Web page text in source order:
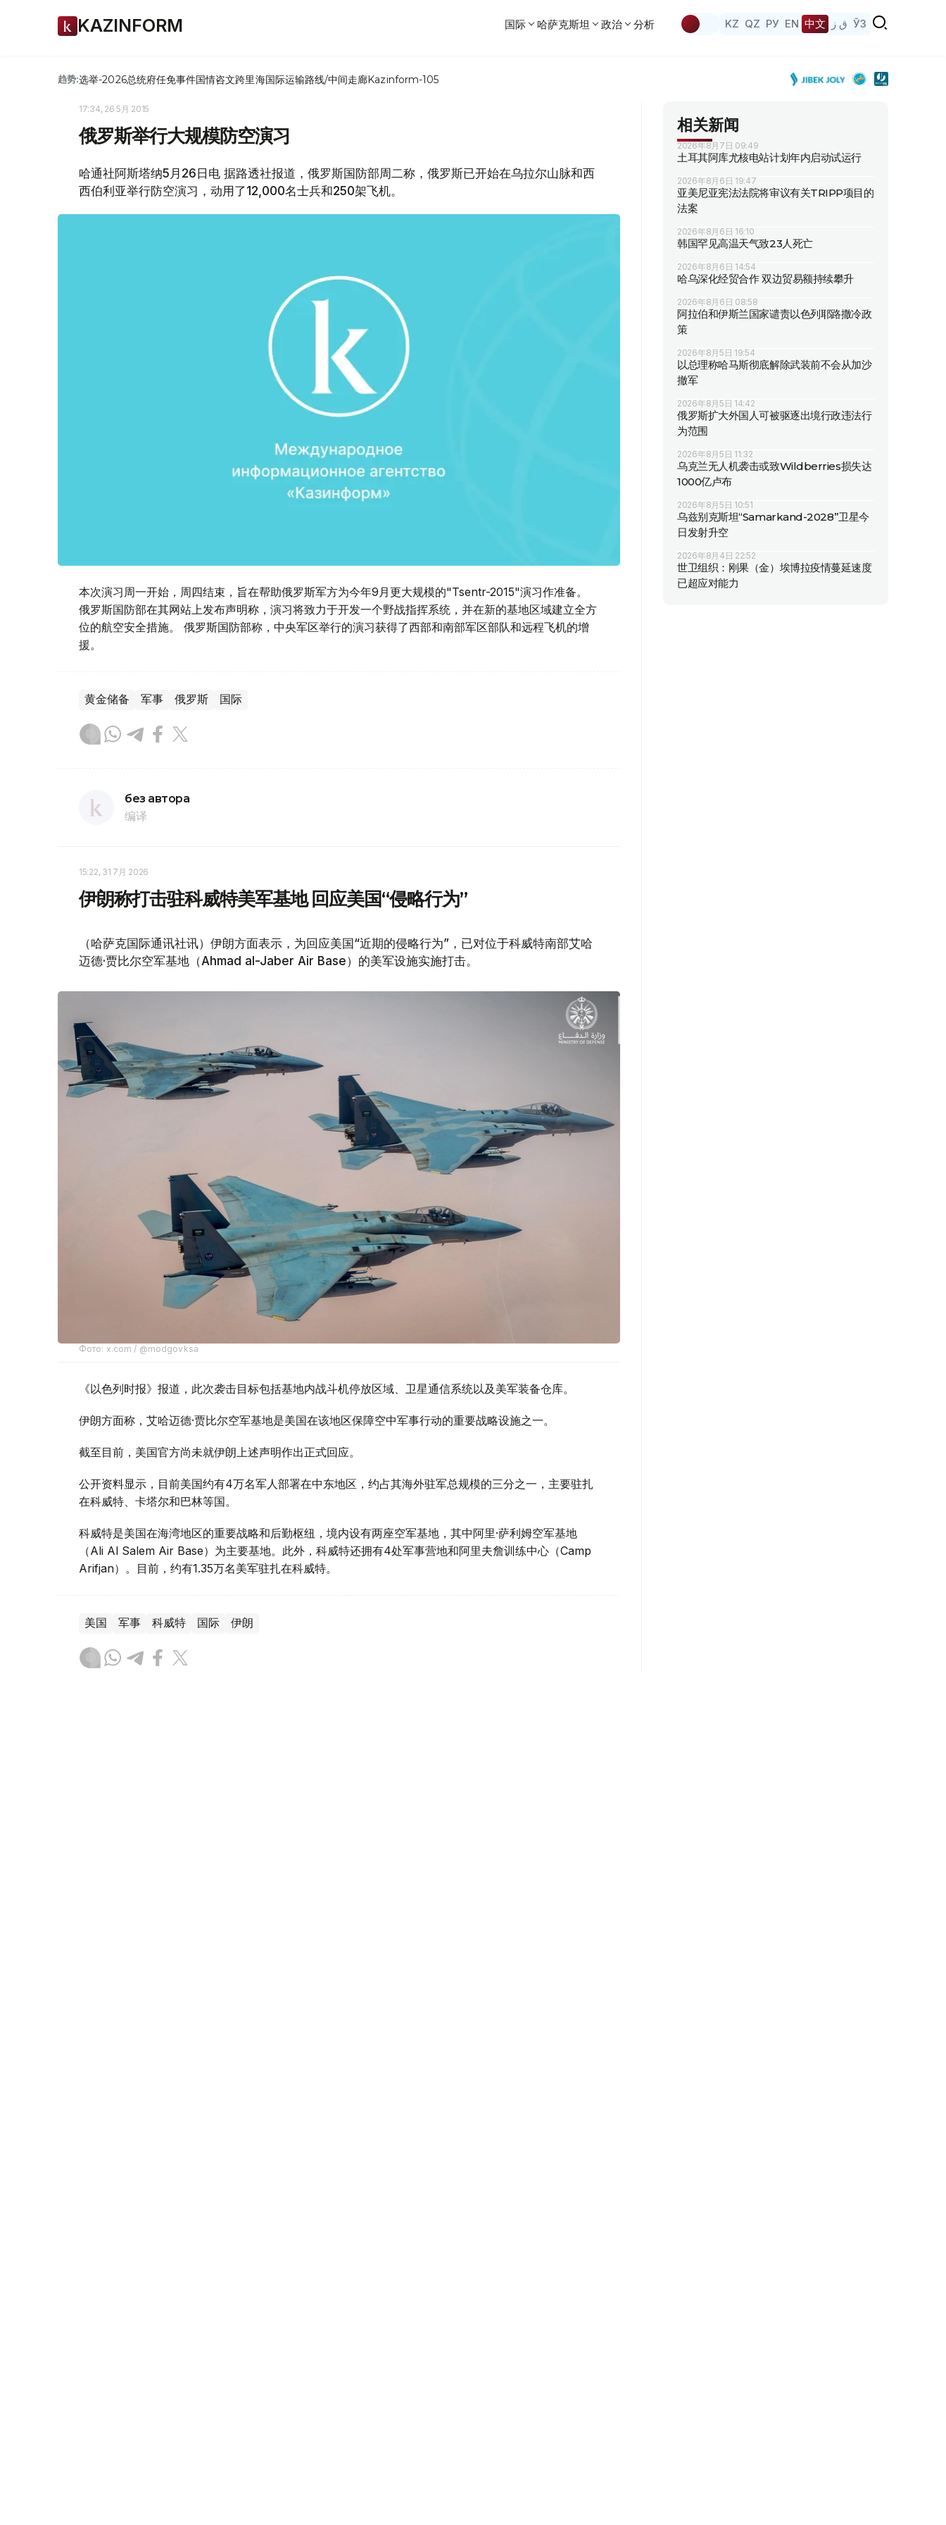
KAZINFORM 国际 哈萨克斯坦 政治 分析 KZ QZ РУ EN 中文 ق ز ЎЗ
趋势:选举-2026总统府任免事件国情咨文跨里海国际运输路线/中间走廊Kazinform-105
17:34, 26 5月 2015
俄罗斯举行大规模防空演习
哈通社阿斯塔纳5月26日电 据路透社报道，俄罗斯国防部周二称，俄罗斯已开始在乌拉尔山脉和西
西伯利亚举行防空演习，动用了12,000名士兵和250架飞机。
本次演习周一开始，周四结束，旨在帮助俄罗斯军方为今年9月更大规模的"Tsentr-2015"演习作准备。
俄罗斯国防部在其网站上发布声明称，演习将致力于开发一个野战指挥系统，并在新的基地区域建立全方
位的航空安全措施。 俄罗斯国防部称，中央军区举行的演习获得了西部和南部军区部队和远程飞机的增
援。
黄金储备 军事 俄罗斯 国际
без автора
编译
15:22, 31 7月 2026
伊朗称打击驻科威特美军基地 回应美国“侵略行为”
（哈萨克国际通讯社讯）伊朗方面表示，为回应美国“近期的侵略行为”，已对位于科威特南部艾哈
迈德·贾比尔空军基地（Ahmad al-Jaber Air Base）的美军设施实施打击。
Фото: x.com / @modgovksa
《以色列时报》报道，此次袭击目标包括基地内战斗机停放区域、卫星通信系统以及美军装备仓库。
伊朗方面称，艾哈迈德·贾比尔空军基地是美国在该地区保障空中军事行动的重要战略设施之一。
截至目前，美国官方尚未就伊朗上述声明作出正式回应。
公开资料显示，目前美国约有4万名军人部署在中东地区，约占其海外驻军总规模的三分之一，主要驻扎
在科威特、卡塔尔和巴林等国。
科威特是美国在海湾地区的重要战略和后勤枢纽，境内设有两座空军基地，其中阿里·萨利姆空军基地
（Ali Al Salem Air Base）为主要基地。此外，科威特还拥有4处军事营地和阿里夫詹训练中心（Camp
Arifjan）。目前，约有1.35万名美军驻扎在科威特。
美国 军事 科威特 国际 伊朗
相关新闻
2026年8月7日 09:49
土耳其阿库尤核电站计划年内启动试运行
2026年8月6日 19:47
亚美尼亚宪法法院将审议有关TRIPP项目的
法案
2026年8月6日 16:10
韩国罕见高温天气致23人死亡
2026年8月6日 14:54
哈乌深化经贸合作 双边贸易额持续攀升
2026年8月6日 08:58
阿拉伯和伊斯兰国家谴责以色列耶路撒冷政
策
2026年8月5日 19:54
以总理称哈马斯彻底解除武装前不会从加沙
撤军
2026年8月5日 14:42
俄罗斯扩大外国人可被驱逐出境行政违法行
为范围
2026年8月5日 11:32
乌克兰无人机袭击或致Wildberries损失达
1000亿卢布
2026年8月5日 10:51
乌兹别克斯坦“Samarkand-2028”卫星今
日发射升空
2026年8月4日 22:52
世卫组织：刚果（金）埃博拉疫情蔓延速度
已超应对能力